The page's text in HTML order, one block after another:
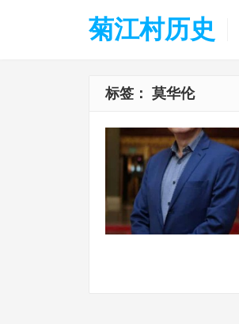
菊江村历史
标签： 莫华伦